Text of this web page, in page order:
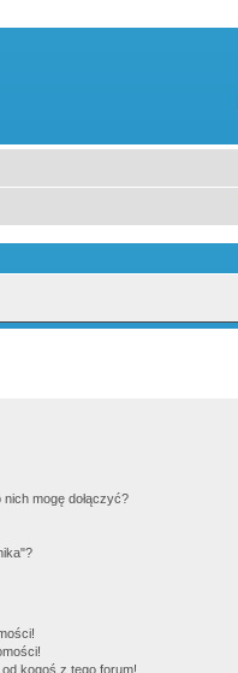
mogę dołączyć?
kogoś z tego forum!